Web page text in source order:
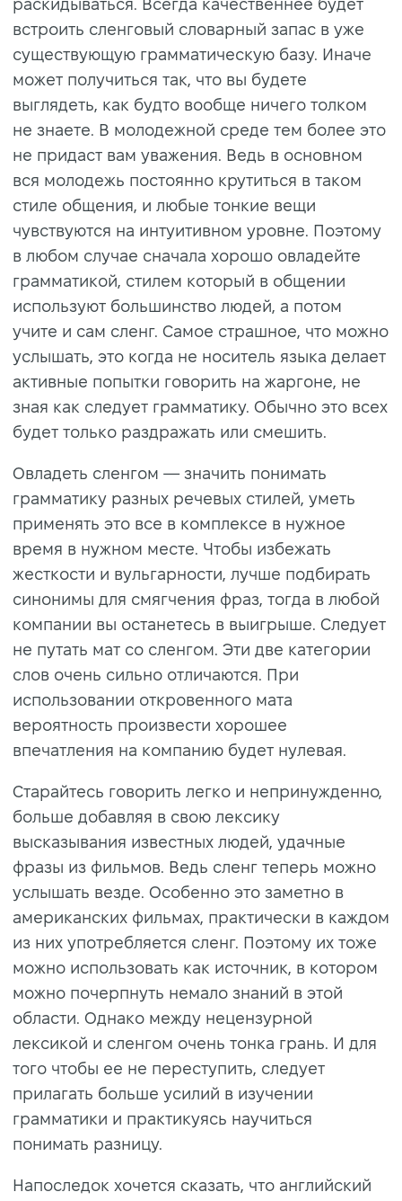
раскидываться. Всегда качественнее будет
встроить сленговый словарный запас в уже
существующую грамматическую базу. Иначе
может получиться так, что вы будете
выглядеть, как будто вообще ничего толком
не знаете. В молодежной среде тем более это
не придаст вам уважения. Ведь в основном
вся молодежь постоянно крутиться в таком
стиле общения, и любые тонкие вещи
чувствуются на интуитивном уровне. Поэтому
в любом случае сначала хорошо овладейте
грамматикой, стилем который в общении
используют большинство людей, а потом
учите и сам сленг. Самое страшное, что можно
услышать, это когда не носитель языка делает
активные попытки говорить на жаргоне, не
зная как следует грамматику. Обычно это всех
будет только раздражать или смешить.
Овладеть сленгом — значить понимать
грамматику разных речевых стилей, уметь
применять это все в комплексе в нужное
время в нужном месте. Чтобы избежать
жесткости и вульгарности, лучше подбирать
синонимы для смягчения фраз, тогда в любой
компании вы останетесь в выигрыше. Следует
не путать мат со сленгом. Эти две категории
слов очень сильно отличаются. При
использовании откровенного мата
вероятность произвести хорошее
впечатления на компанию будет нулевая.
Старайтесь говорить легко и непринужденно,
больше добавляя в свою лексику
высказывания известных людей, удачные
фразы из фильмов. Ведь сленг теперь можно
услышать везде. Особенно это заметно в
американских фильмах, практически в каждом
из них употребляется сленг. Поэтому их тоже
можно использовать как источник, в котором
можно почерпнуть немало знаний в этой
области. Однако между нецензурной
лексикой и сленгом очень тонка грань. И для
того чтобы ее не переступить, следует
прилагать больше усилий в изучении
грамматики и практикуясь научиться
понимать разницу.
Напоследок хочется сказать, что английский